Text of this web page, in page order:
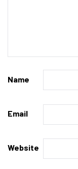
Name
Email
Website